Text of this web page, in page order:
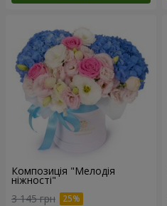
Композиція "Мелодія
ніжності"
3 145 грн